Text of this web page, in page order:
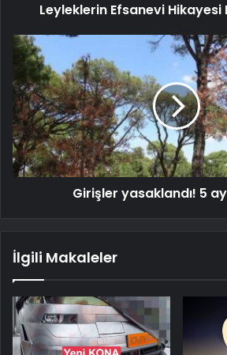
Leyleklerin Efsanevi Hikayesi
Girişler yasaklandı! 5
İlgili Makaleler